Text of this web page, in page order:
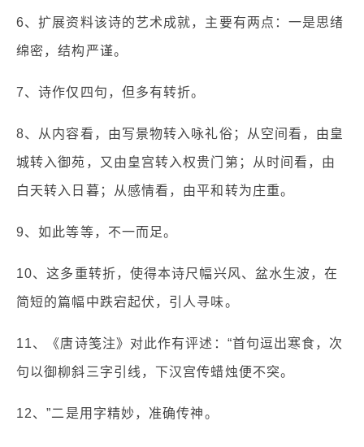
6、扩展资料该诗的艺术成就，主要有两点：一是思绪
绵密，结构严谨。
7、诗作仅四句，但多有转折。
8、从内容看，由写景物转入咏礼俗；从空间看，由皇
城转入御苑，又由皇宫转入权贵门第；从时间看，由
白天转入日暮；从感情看，由平和转为庄重。
9、如此等等，不一而足。
10、这多重转折，使得本诗尺幅兴风、盆水生波，在
简短的篇幅中跌宕起伏，引人寻味。
11、《唐诗笺注》对此作有评述：“首句逗出寒食，次
句以御柳斜三字引线，下汉宫传蜡烛便不突。
12、”二是用字精妙，准确传神。